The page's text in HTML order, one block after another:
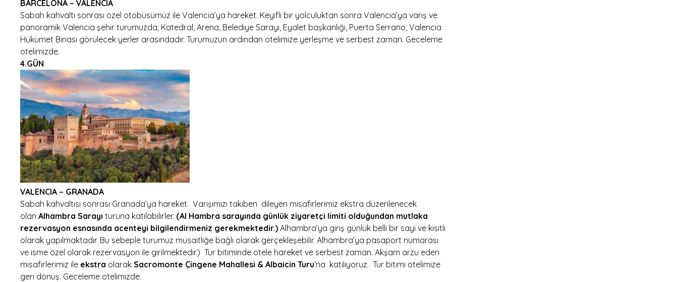
BARCELONA – VALENCIA
Sabah kahvaltı sonrası özel otobüsümüz ile Valencia’ya hareket. Keyifli bir yolculuktan sonra Valencia’ya varış ve
panoramik Valencia şehir turumuzda; Katedral, Arena, Belediye Sarayı, Eyalet başkanlığı, Puerta Serrano, Valencia
Hükümet Binası görülecek yerler arasındadır. Turumuzun ardından otelimize yerleşme ve serbest zaman. Geceleme
otelimizde.
4.GÜN
VALENCIA – GRANADA
Sabah kahvaltısı sonrası Granada’ya hareket. Varışımızı takiben dileyen misafirlerimiz ekstra düzenlenecek
olan Alhambra Sarayı turuna katılabilirler. (Al Hambra sarayında günlük ziyaretçi limiti olduğundan mutlaka
rezervasyon esnasında acenteyi bilgilendirmeniz gerekmektedir.) Alhambra’ya giriş günlük belli bir sayı ve kısıtlı
olarak yapılmaktadır. Bu sebeple turumuz müsaitliğe bağlı olarak gerçekleşebilir. Alhambra’ya pasaport numarası
ve isme özel olarak rezervasyon ile girilmektedir.) Tur bitiminde otele hareket ve serbest zaman. Akşam arzu eden
misafirlerimiz ile ekstra olarak Sacromonte Çingene Mahallesi & Albaicin Turu‘na katılıyoruz. Tur bitimi otelimize
geri dönüş. Geceleme otelimizde.